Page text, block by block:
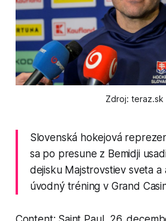
Zdroj: teraz.sk
Slovenská hokejová
sa po presune z Bemidji
dejisku Majstrovstiev sveta a
úvodný tréning v Grand